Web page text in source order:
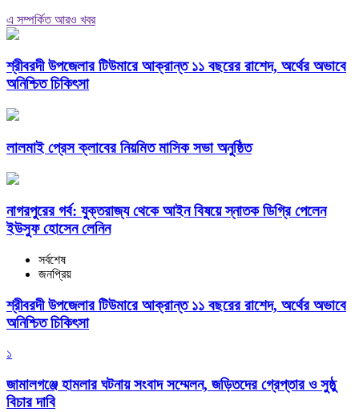
এ সম্পর্কিত আরও খবর
শ্রীবরদী উপজেলার টিউমারে আক্রান্ত ১১ বছরের রাশেদ, অর্থের অভাবে
অনিশ্চিত চিকিৎসা
লালমাই প্রেস ক্লাবের নিয়মিত মাসিক সভা অনুষ্ঠিত
নাগরপুরের গর্ব: যুক্তরাজ্য থেকে আইন বিষয়ে স্নাতক ডিগ্রি পেলেন
ইউসুফ হোসেন লেনিন
সর্বশেষ
জনপ্রিয়
শ্রীবরদী উপজেলার টিউমারে আক্রান্ত ১১ বছরের রাশেদ, অর্থের অভাবে
অনিশ্চিত চিকিৎসা
১
জামালগঞ্জে হামলার ঘটনায় সংবাদ সম্মেলন, জড়িতদের গ্রেপ্তার ও সুষ্ঠু
বিচার দাবি